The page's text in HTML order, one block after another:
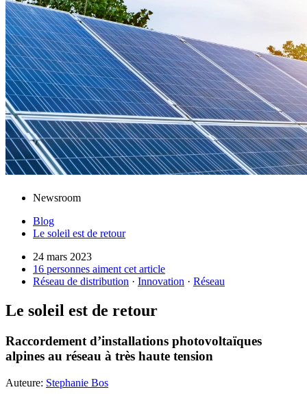
Newsroom
Blog
Le soleil est de retour
24 mars 2023
16 personnes aiment cet article
Réseau de distribution · Innovation · Réseau
Le soleil est de retour
Raccordement d’installations photovoltaïques
alpines au réseau à très haute tension
Auteure: Stephanie Bos